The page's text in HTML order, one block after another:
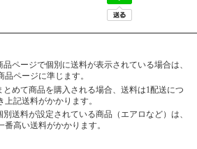
品ページで個別に送料が表示されている場合は、
品ページに準じます。
とめて商品を購入される場合、送料は1配送につ
上記送料がかかります。
別送料が設定されている商品（エアロなど）は、
番高い送料がかかります。